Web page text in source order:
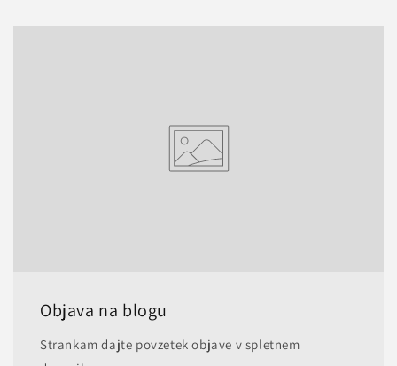
Objava na blogu
Strankam dajte povzetek objave v spletnem